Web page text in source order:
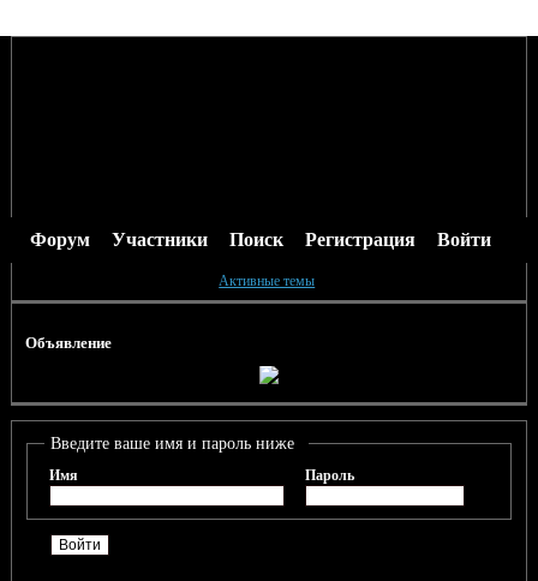
Форум Участники Поиск Регистрация Войти
Активные темы
Объявление
Введите ваше имя и пароль ниже
Имя Пароль